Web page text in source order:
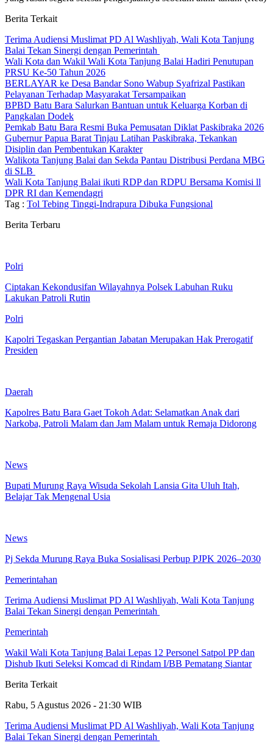
Berita Terkait
Terima Audiensi Muslimat PD Al Washliyah, Wali Kota Tanjung
Balai Tekan Sinergi dengan Pemerintah
Wali Kota dan Wakil Wali Kota Tanjung Balai Hadiri Penutupan
PRSU Ke-50 Tahun 2026
BERLAYAR ke Desa Bandar Sono Wabup Syafrizal Pastikan
Pelayanan Terhadap Masyarakat Tersampaikan
BPBD Batu Bara Salurkan Bantuan untuk Keluarga Korban di
Pangkalan Dodek
Pemkab Batu Bara Resmi Buka Pemusatan Diklat Paskibraka 2026
Gubernur Papua Barat Tinjau Latihan Paskibraka, Tekankan
Disiplin dan Pembentukan Karakter
Walikota Tanjung Balai dan Sekda Pantau Distribusi Perdana MBG
di SLB
Wali Kota Tanjung Balai ikuti RDP dan RDPU Bersama Komisi ll
DPR RI dan Kemendagri
Tag : Tol Tebing Tinggi-Indrapura Dibuka Fungsional
Berita Terbaru
Polri
Ciptakan Kekondusifan Wilayahnya Polsek Labuhan Ruku
Lakukan Patroli Rutin
Polri
Kapolri Tegaskan Pergantian Jabatan Merupakan Hak Prerogatif
Presiden
Daerah
Kapolres Batu Bara Gaet Tokoh Adat: Selamatkan Anak dari
Narkoba, Patroli Malam dan Jam Malam untuk Remaja Didorong
News
Bupati Murung Raya Wisuda Sekolah Lansia Gita Uluh Itah,
Belajar Tak Mengenal Usia
News
Pj Sekda Murung Raya Buka Sosialisasi Perbup PJPK 2026–2030
Pemerintahan
Terima Audiensi Muslimat PD Al Washliyah, Wali Kota Tanjung
Balai Tekan Sinergi dengan Pemerintah
Pemerintah
Wakil Wali Kota Tanjung Balai Lepas 12 Personel Satpol PP dan
Dishub Ikuti Seleksi Komcad di Rindam I/BB Pematang Siantar
Berita Terkait
Rabu, 5 Agustus 2026 - 21:30 WIB
Terima Audiensi Muslimat PD Al Washliyah, Wali Kota Tanjung
Balai Tekan Sinergi dengan Pemerintah